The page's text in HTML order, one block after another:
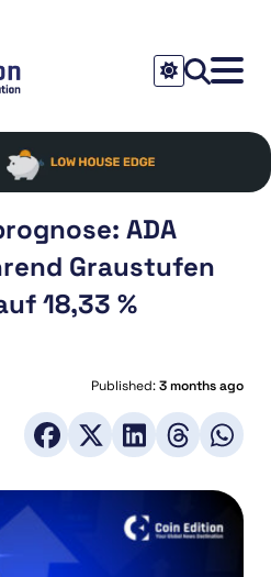
ADA
Graustufen
18,33 %
Published:3 months ago